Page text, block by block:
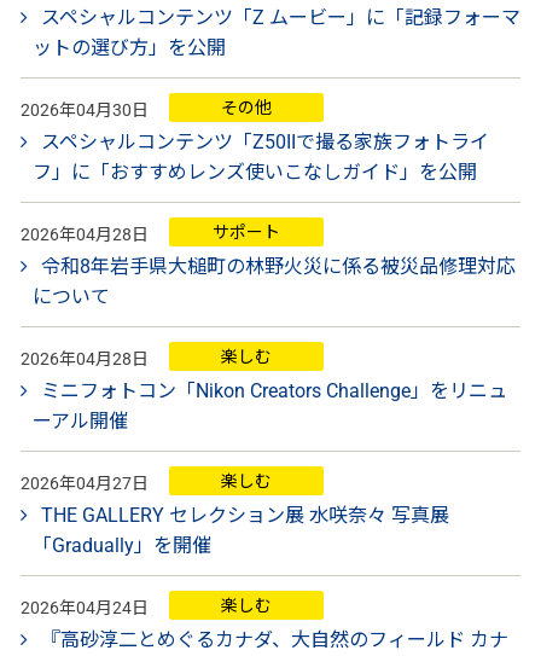
スペシャルコンテンツ「Z ムービー」に「記録フォーマ
ットの選び方」を公開
2026年04月30日 その他
スペシャルコンテンツ「Z50IIで撮る家族フォトライ
フ」に「おすすめレンズ使いこなしガイド」を公開
2026年04月28日 サポート
令和8年岩手県大槌町の林野火災に係る被災品修理対応
について
2026年04月28日 楽しむ
ミニフォトコン「Nikon Creators Challenge」をリニュ
ーアル開催
2026年04月27日 楽しむ
THE GALLERY セレクション展 水咲奈々 写真展
「Gradually」を開催
2026年04月24日 楽しむ
『高砂淳二とめぐるカナダ、大自然のフィールド カナ